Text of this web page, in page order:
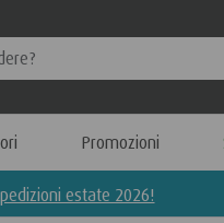
Promozioni
estate 2026!